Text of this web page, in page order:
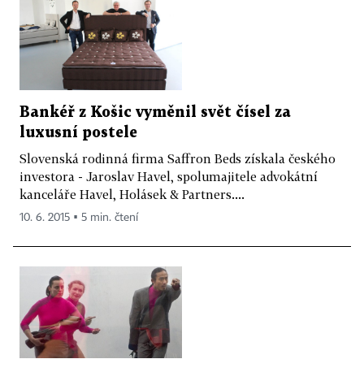
Bankéř z Košic vyměnil svět čísel za
luxusní postele
Slovenská rodinná firma Saffron Beds získala českého
investora - Jaroslav Havel, spolumajitele advokátní
kanceláře Havel, Holásek & Partners....
10. 6. 2015 ▪ 5 min. čtení